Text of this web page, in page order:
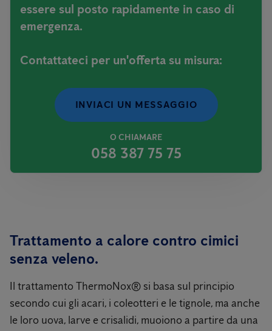
essere sul posto rapidamente in caso di
emergenza.
Contattateci per un'offerta su misura:
INVIACI UN MESSAGGIO
O CHIAMARE
058 387 75 75
Trattamento a calore contro cimici
senza veleno.
Il trattamento ThermoNox® si basa sul principio
secondo cui gli acari, i coleotteri e le tignole, ma anche
le loro uova, larve e crisalidi, muoiono a partire da una